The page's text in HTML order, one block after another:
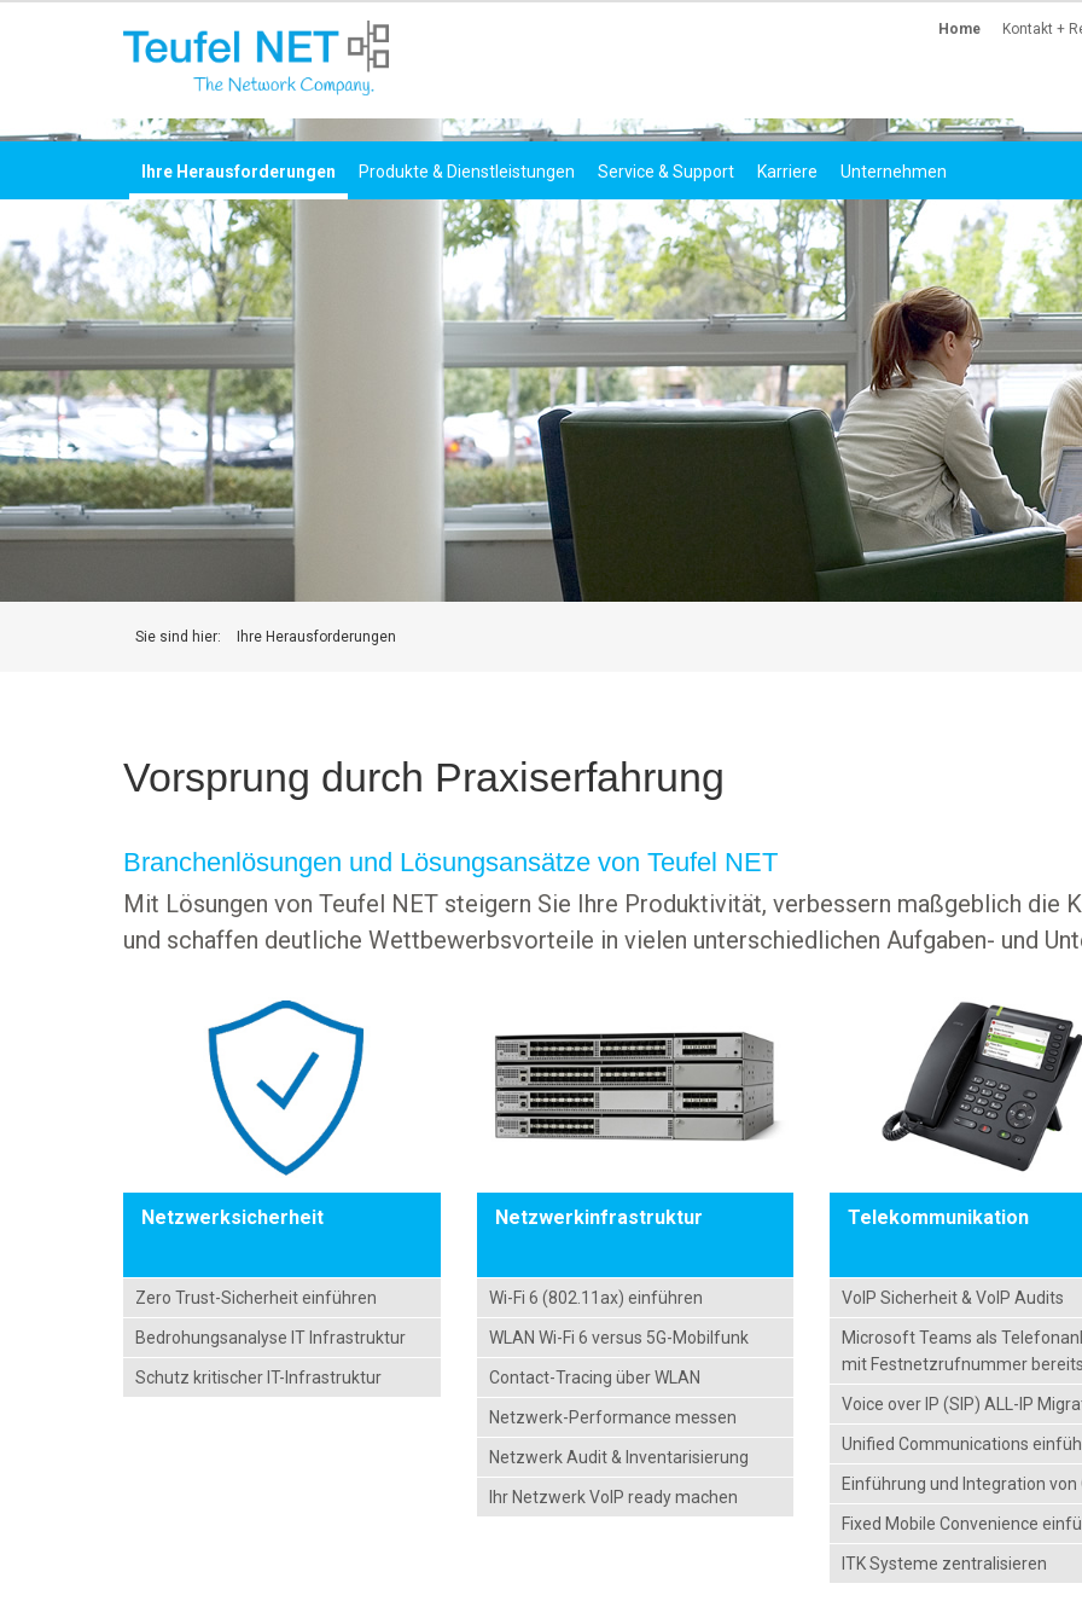
Home Kontakt +
Ihre Herausforderungen Produkte & Dienstleistungen Service & Support Karriere Unternehmen
Sie sind hier: Ihre Herausforderungen
Vorsprung durch Praxiserfahrung
Branchenlösungen und Lösungsansätze von Teufel NET
Mit Lösungen von Teufel NET steigern Sie Ihre Produktivität, verbessern maßgeblich die
und schaffen deutliche Wettbewerbsvorteile in vielen unterschiedlichen Aufgaben- und
Netzwerksicherheit
Zero Trust-Sicherheit einführen
Bedrohungsanalyse IT Infrastruktur
Schutz kritischer IT-Infrastruktur
Netzwerkinfrastruktur
Wi-Fi 6 (802.11ax) einführen
WLAN Wi-Fi 6 versus 5G-Mobilfunk
Contact-Tracing über WLAN
Netzwerk-Performance messen
Netzwerk Audit & Inventarisierung
Ihr Netzwerk VoIP ready machen
Telekommunikation
VoIP Sicherheit & VoIP Audits
Microsoft Teams als
mit Festnetzrufnummer
Voice over IP (SIP) ALL-IP
Unified Communications
Einführung und Integration von
Fixed Mobile Convenience
ITK Systeme zentralisieren